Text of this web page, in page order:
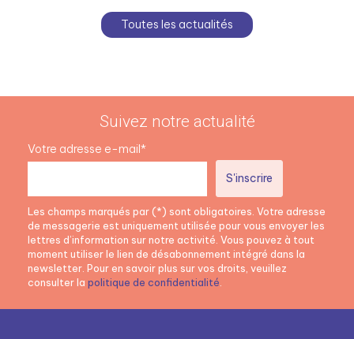
Toutes les actualités
Suivez notre actualité
Votre adresse e-mail*
Les champs marqués par (*) sont obligatoires. Votre adresse
de messagerie est uniquement utilisée pour vous envoyer les
lettres d’information sur notre activité. Vous pouvez à tout
moment utiliser le lien de désabonnement intégré dans la
newsletter. Pour en savoir plus sur vos droits, veuillez
consulter la politique de confidentialité.